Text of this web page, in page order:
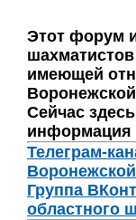
Этот форум
имеющей
Сейчас
информация
Телеграм-
Группа
областного